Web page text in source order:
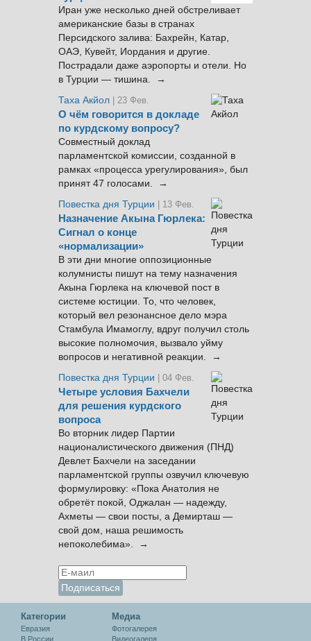
Иран уже несколько дней обстреливает
американские базы в странах
Персидского залива: Бахрейн, Катар,
ОАЭ, Кувейт, Иордания и другие.
Пострадали даже аэропорты и отели. Но
в Турции — тишина. →
Таха Акйол | 23 Фев.
О чём говорится в докладе
по курдскому вопросу?
Совместный доклад
парламентской комиссии, созданной в
рамках «процесса урегулирования», был
принят 47 голосами. →
Повестка дня Турции
| 13 Фев.
Назначение Акына Гюрлека:
Сигнал о конце
«нормализации»
В эти дни многие оппозиционные
колумнисты пишут на тему назначения
Акына Гюрлека на ключевой пост в
системе юстиции. То, что человек,
который вел резонансное дело мэра
Стамбула Имамоглу, вдруг получил столь
высокие полномочия, вызвало уйму
вопросов и негативной реакции. →
Повестка дня Турции
| 04 Фев.
Четыре условия Бахчели
для решения курдского
вопроса
Во вторник лидер Партии
националистического движения (ПНД)
Девлет Бахчели на заседании
парламентской группы озвучил ключевую
формулировку: «Пока Анатолия не
обретёт покой, Оджалан — надежду,
Ахметы — свои посты, а Демирташ —
свой дом, наша решимость
непоколебима». →
Категории
Евразия
В России
Медиа
Фотогалерея
Видеогалеря